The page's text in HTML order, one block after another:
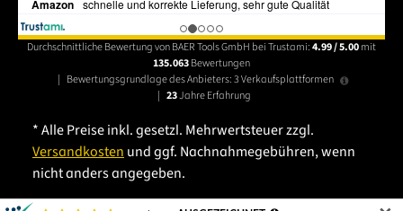
Durchschnittliche Bewertung von BAER Tools GmbH bei Trustami:4.99 / 5.00mit
135.063Bewertungen
Bewertungsgrundlage des Anbieters: 3 Verkaufsplattformen
23Jahre Erfahrung
* Alle Preise inkl. gesetzl. Mehrwertsteuer zzgl.
Versandkostenund ggf. Nachnahmegebühren, wenn
nicht anders angegeben.